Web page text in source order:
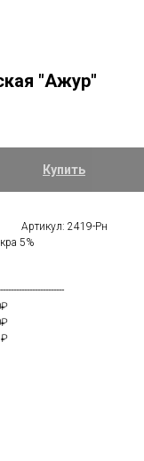
"Ажур"
Купить
Артикул: 2419-Рн
5%